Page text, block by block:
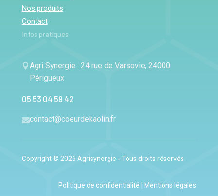
Nos produits
Contact
Infos pratiques
Agri Synergie : 24 rue de Varsovie, 24000
Périgueux
05 53 04 59 42
contact@coeurdekaolin.fr
Copyright © 2026 Agrisynergie - Tous droits réservés
Politique de confidentialité Mentions légales